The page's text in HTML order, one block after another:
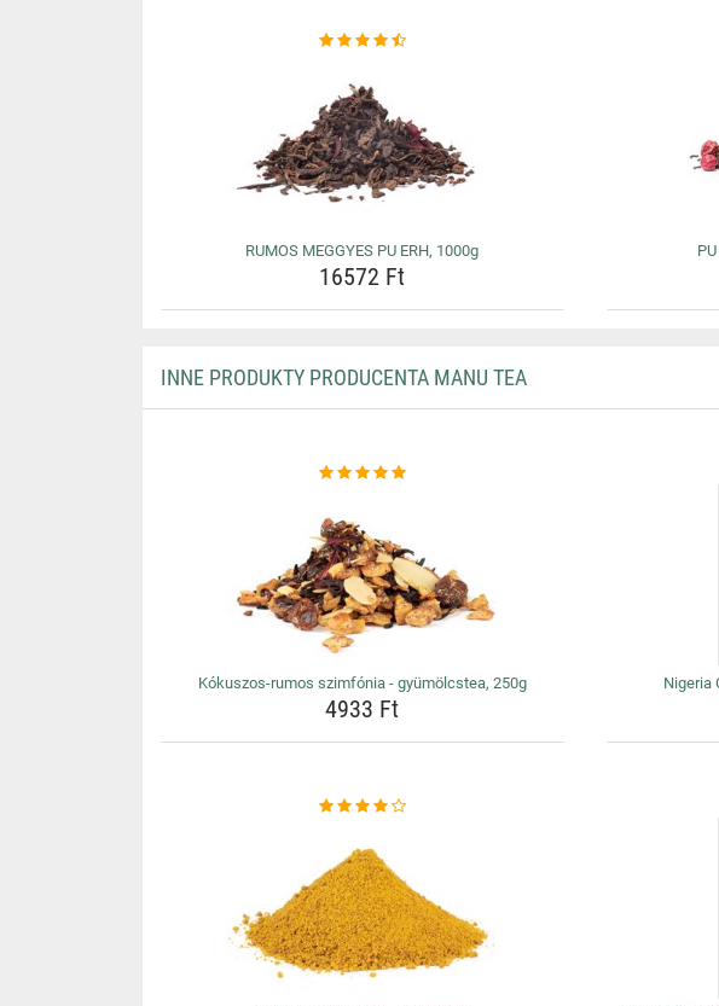
RUMOS MEGGYES PU ERH, 1000g
16572 Ft
INNE PRODUKTY PRODUCENTA MANU TEA
Kókuszos-rumos szimfónia - gyümölcstea, 250g
4933 Ft
Nigeria